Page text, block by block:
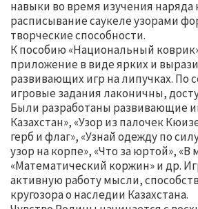
навыки во время изучения наряда
расписывание саукеле узорами
творческие способности.
К пособию «Национальный
приложение в виде ярких и
развивающих игр на липучках. По
игровые задания лаконичны,
Были разработаны развивающие
Казахстан», «Узор из палочек
герб и флаг», «Узнай одежду по
узор на корпе», «Что за юртой»,
«Математический коржин» и др.
активную работу мысли,
кругозора о наследии Казахстана.